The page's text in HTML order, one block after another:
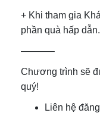
+ Khi tham gia
phần quà hấp dẫn.
———–
Chương trình sẽ
quý!
Liên hệ